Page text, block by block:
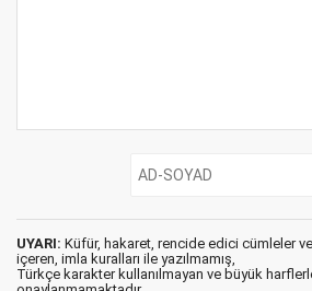
UYARI: Küfür, hakaret, rencide edici cümleler
içeren, imla kuralları ile yazılmamış,
Türkçe karakter kullanılmayan ve büyük